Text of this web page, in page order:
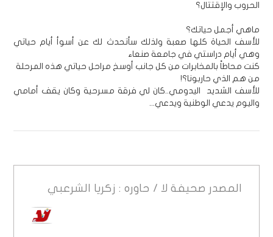
الحروب والإقتتال؟
ماهي أجمل حياتك؟
للأسف الحياة كلها صعبة ولذلك سأتحدث لك عن أسوأ أيام حياتي
وهي أيام دراستي في جامعة صنعاء
كنت محاطاً بالمخابرات من كل جانب أوسخ مراحل حياتي هذه المرحلة
من هم الذي حاربونا؟!
للأسف الشديد اليدومي..كان لي فرقة مسرحية وكان يقف أمامي
واليوم يدعي الوطنية ويدعي...
المصدر صحيفة لا / حاوره : زكريا الشرعبي